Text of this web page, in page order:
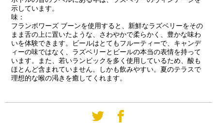
示しています。
味：
フランボワーズ ブーンを使用すると、新鮮なラズベリーをその
まま舌の上に置いたような、さわやかで柔らかく、豊かな味わ
いを体験できます。ビールはとてもフルーティーで、キャンデ
ィーの味ではなく、ラズベリーとビールの本当の表情を持って
います。また、若いランビックを多く使用しているため、酸も
ほとんど含まれていません。しかも飲みやすい。夏のテラスで
理想的な喉の渇きを癒してくれます。